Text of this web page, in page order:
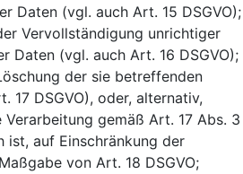
Daten (vgl. auch Art. 15 DSGVO);
Vervollständigung unrichtiger
Daten (vgl. auch Art. 16 DSGVO);
der sie betreffenden
17 DSGVO), oder, alternativ,
gemäß Art. 17 Abs. 3
ist, auf Einschränkung der
von Art. 18 DSGVO;